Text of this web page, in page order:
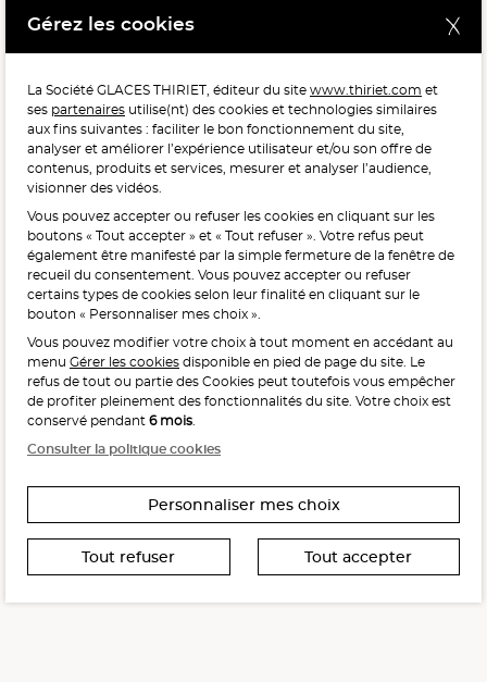
Meilleure chaîne de magasins, Meilleur e-commerçant, Meilleure relation clients : catégorie surgelés. Étude
POUR VOTRE SANTÉ, MANGEZ AU MOINS CINQ FRUITS ET
LÉGUMES PAR JOUR.WWW.MANGERBOUGER.FR
L'abus d'alcool est dangereux pour la santé, à consommer
avec modération.
Interdiction de vente de boissons alcooliques
aux mineurs de moins de 18 ans
La preuve de majorité de l’acheteur est exigée au moment
de la vente en ligne.
Gérez les cookies
La Société GLACES THIRIET, éditeur du site www.thiriet.com et
ses partenaires utilise(nt) des cookies et technologies similaires
aux fins suivantes : faciliter le bon fonctionnement du site,
analyser et améliorer l’expérience utilisateur et/ou son offre de
contenus, produits et services, mesurer et analyser l’audience,
visionner des vidéos.
Vous pouvez accepter ou refuser les cookies en cliquant sur les
boutons « Tout accepter » et « Tout refuser ». Votre refus peut
également être manifesté par la simple fermeture de la fenêtre de
recueil du consentement. Vous pouvez accepter ou refuser
certains types de cookies selon leur finalité en cliquant sur le
bouton « Personnaliser mes choix ».
Vous pouvez modifier votre choix à tout moment en accédant au
menu Gérer les cookies disponible en pied de page du site. Le
refus de tout ou partie des Cookies peut toutefois vous empêcher
de profiter pleinement des fonctionnalités du site. Votre choix est
conservé pendant 6 mois.
Consulter la politique cookies
Personnaliser mes choix
Tout refuser Tout accepter